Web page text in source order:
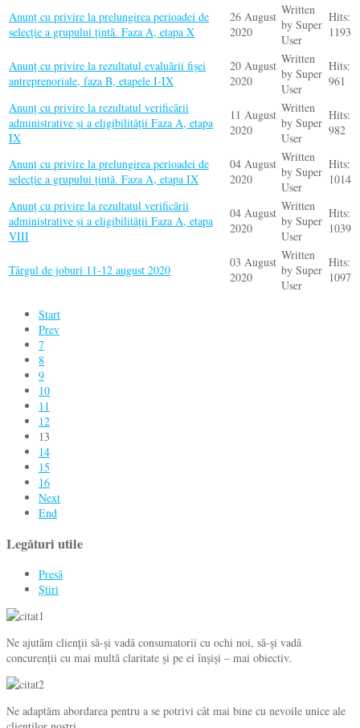
Anunț cu privire la prelungirea perioadei de
selecție a grupului țintă. Faza A, etapa X
26 August
2020
Written
by Super
User
Hits:
1193
Anunț cu privire la rezultatul evaluării fișei
antreprenoriale, faza B, etapele I-IX
20 August
2020
Written
by Super
User
Hits:
961
Anunț cu privire la rezultatul verificării
administrative și a eligibilității Faza A, etapa
IX
11 August
2020
Written
by Super
User
Hits:
982
Anunț cu privire la prelungirea perioadei de
selecție a grupului țintă. Faza A, etapa IX
04 August
2020
Written
by Super
User
Hits:
1014
Anunț cu privire la rezultatul verificării
administrative și a eligibilității Faza A, etapa
VIII
04 August
2020
Written
by Super
User
Hits:
1039
Târgul de joburi 11-12 august 2020
03 August
2020
Written
by Super
User
Hits:
1097
Start
Prev
7
8
9
10
11
12
13
14
15
16
Next
End
Legături utile
Presă
Ştiri
Ne ajutăm clienții să-și vadă consumatorii cu ochi noi, să-și vadă
concurenții cu mai multă claritate și pe ei înșiși – mai obiectiv.
Ne adaptăm abordarea pentru a se potrivi cât mai bine cu nevoile unice ale